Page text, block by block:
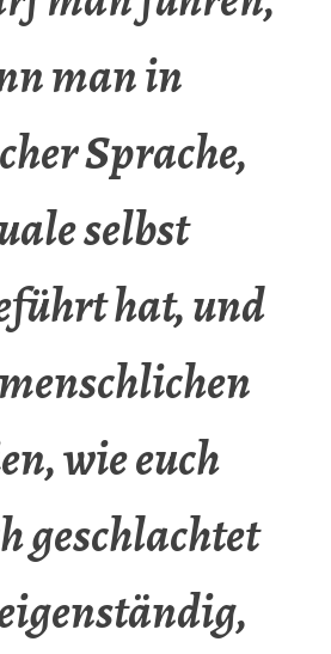
man in
Sprache,
selbst
hat, und
wie euch
geschlachtet